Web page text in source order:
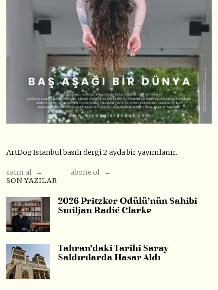
ArtDog Istanbul basılı dergi 2 ayda bir yayımlanır.
satın al →
abone ol →
SON YAZILAR
2026 Pritzker Ödülü’nün Sahibi
Smiljan Radić Clarke
Tahran’daki Tarihi Saray
Saldırılarda Hasar Aldı